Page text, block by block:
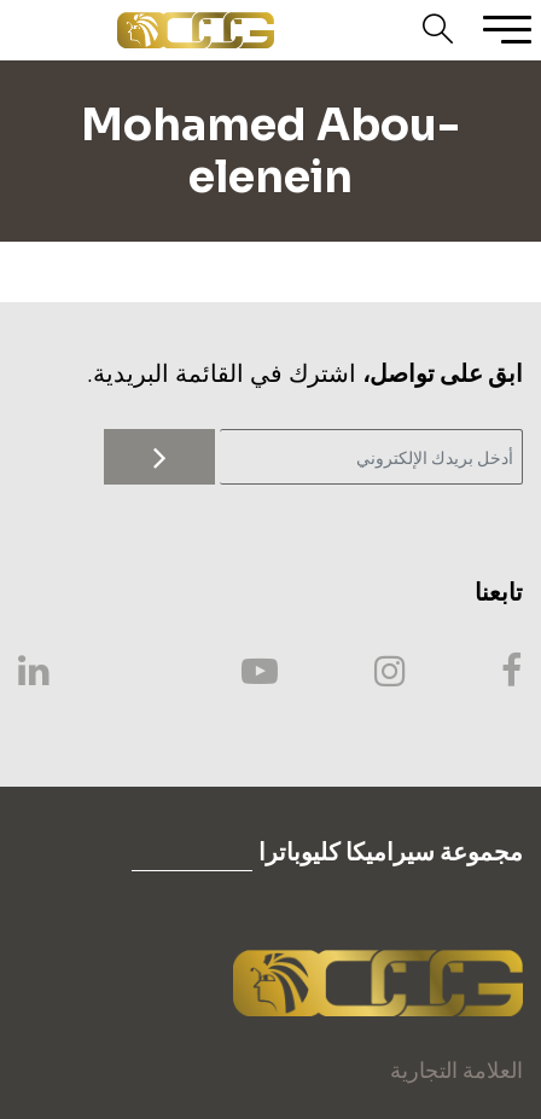
Mohamed Abou-
elenein
‫ابق على تواصل، اشترك في القائمة البريدية.
تابعنا
مجموعة سيراميكا كليوباترا
العلامة التجارية